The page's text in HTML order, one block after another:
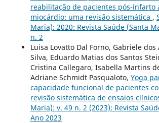
reabilitação de pacientes pós-infarto
miocárdio: uma revisão sistemática ,
Maria): 2020: Revista Saúde (Santa
n. 2
Luisa Lovatto Dal Forno, Gabriele dos
Silva, Eduardo Matias dos Santos
Cristina Callegaro, Isabella Martins
Adriane Schmidt Pasqualoto, Yoga
capacidade funcional de pacientes
revisão sistemática de ensaios
Maria): v. 49 n. 2 (2023): Revista
Ano 2023